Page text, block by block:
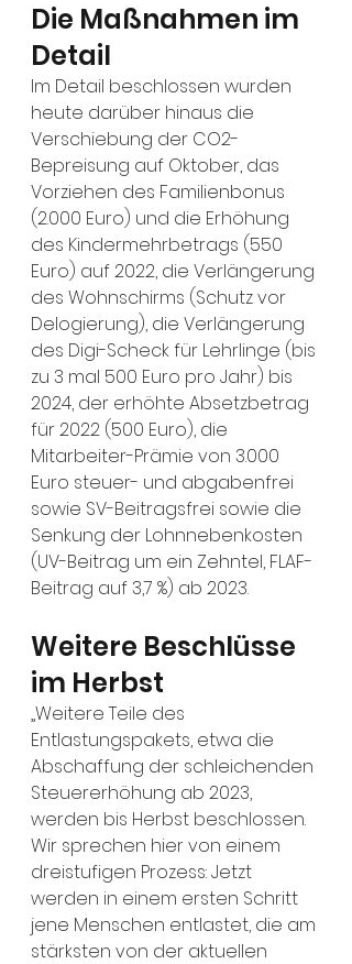
Die Maßnahmen im
Detail
Im Detail beschlossen wurden
heute darüber hinaus die
Verschiebung der CO2-
Bepreisung auf Oktober, das
Vorziehen des Familienbonus
(2.000 Euro) und die Erhöhung
des Kindermehrbetrags (550
Euro) auf 2022, die Verlängerung
des Wohnschirms (Schutz vor
Delogierung), die Verlängerung
des Digi-Scheck für Lehrlinge (bis
zu 3 mal 500 Euro pro Jahr) bis
2024, der erhöhte Absetzbetrag
für 2022 (500 Euro), die
Mitarbeiter-Prämie von 3.000
Euro steuer- und abgabenfrei
sowie SV-Beitragsfrei sowie die
Senkung der Lohnnebenkosten
(UV-Beitrag um ein Zehntel, FLAF-
Beitrag auf 3,7 %) ab 2023.
Weitere Beschlüsse
im Herbst
„Weitere Teile des
Entlastungspakets, etwa die
Abschaffung der schleichenden
Steuererhöhung ab 2023,
werden bis Herbst beschlossen.
Wir sprechen hier von einem
dreistufigen Prozess: Jetzt
werden in einem ersten Schritt
jene Menschen entlastet, die am
stärksten von der aktuellen